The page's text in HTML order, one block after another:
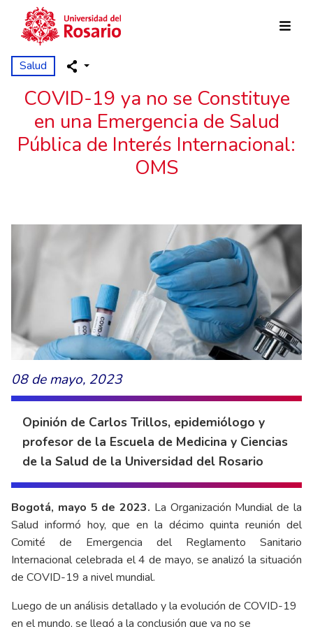
Pasar al contenido principal
Salud
COVID-19 ya no se Constituye
en una Emergencia de Salud
Pública de Interés Internacional:
OMS
08 de mayo, 2023
Opinión de Carlos Trillos, epidemiólogo y
profesor de la Escuela de Medicina y Ciencias
de la Salud de la Universidad del Rosario
Bogotá, mayo 5 de 2023. La Organización Mundial de la
Salud informó hoy, que en la décimo quinta reunión del
Comité de Emergencia del Reglamento Sanitario
Internacional celebrada el 4 de mayo, se analizó la situación
de COVID-19 a nivel mundial.
Luego de un análisis detallado y la evolución de COVID-19
en el mundo, se llegó a la conclusión que ya no se